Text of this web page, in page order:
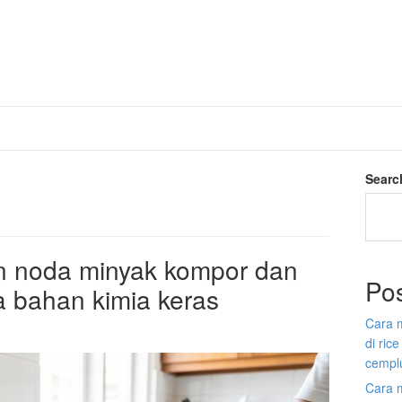
noda minyak kompor dan
kimia keras
Cara
di
Cara